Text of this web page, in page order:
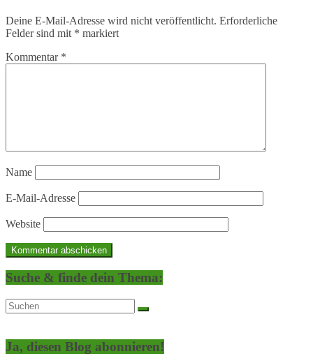
Deine E-Mail-Adresse wird nicht veröffentlicht. Erforderliche
Felder sind mit * markiert
Kommentar *
Name
E-Mail-Adresse
Website
Suche & finde dein Thema:
Ja, diesen Blog abonnieren!